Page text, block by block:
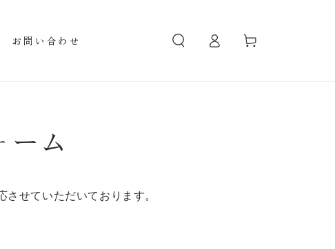
お問い合わせ
イ
ー
ム
せていただいております。